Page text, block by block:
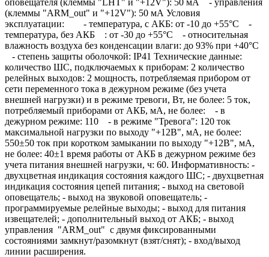
(клеммы "ARM_out" и "+12V"): 50 мА Условия
эксплуатации: - температура, с АКБ: от -10 до +55°С -
температура, без АКБ : от -30 до +55°С - относительная
влажность воздуха без конденсации влаги: до 93% при +40°С
- степень защиты оболочкой: IP41 Технические данные:
количество ШС, подключаемых к приборам: 2 количество
релейных выходов: 2 мощность, потребляемая прибором от
сети переменного тока в дежурном режиме (без учета
внешней нагрузки) и в режиме тревоги, Вт, не более: 5 ток,
потребляемый приборами от АКБ, мА, не более: - в
дежурном режиме: 110 - в режиме "Тревога": 120 ток
максимальной нагрузки по выходу "+12В", мА, не более:
550±50 ток при коротком замыкании по выходу "+12В", мА,
не более: 40±1 время работы от АКБ в дежурном режиме без
учета питания внешней нагрузки, ч: 60. Информативность: -
двухцветная индикация состояния каждого ШС; - двухцветная
индикация состояния цепей питания; - выход на световой
оповещатель; - выход на звуковой оповещатель; -
программируемые релейные выходы; - выход для питания
извещателей; - дополнительный выход от АКБ; - выход
управления "ARM_out" с двумя фиксированными
состояниями замкнут/разомкнут (взят/снят); - вход/выход
линии расширения.